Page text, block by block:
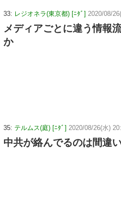
33: レジオネラ(東京都) [ﾆﾀﾞ] 2020/08/
メディアごとに違う情報
か
35: テルムス(庭) [ﾆﾀﾞ] 2020/08/26(水)
中共が絡んでるのは間違